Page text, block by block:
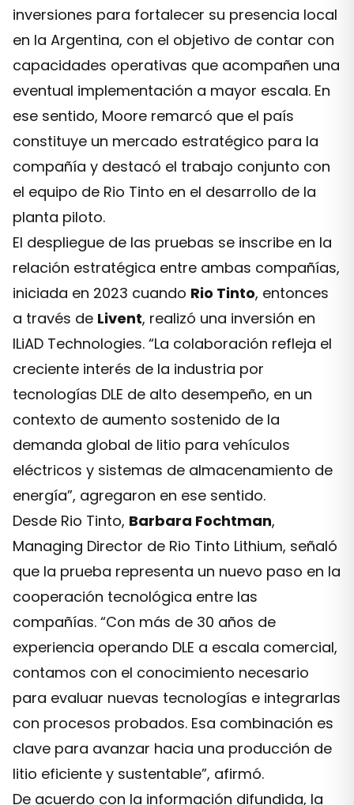
inversiones para fortalecer su presencia local
en la Argentina, con el objetivo de contar con
capacidades operativas que acompañen una
eventual implementación a mayor escala. En
ese sentido, Moore remarcó que el país
constituye un mercado estratégico para la
compañía y destacó el trabajo conjunto con
el equipo de Rio Tinto en el desarrollo de la
planta piloto.
El despliegue de las pruebas se inscribe en la
relación estratégica entre ambas compañías,
iniciada en 2023 cuando Rio Tinto, entonces
a través de Livent, realizó una inversión en
ILiAD Technologies. “La colaboración refleja el
creciente interés de la industria por
tecnologías DLE de alto desempeño, en un
contexto de aumento sostenido de la
demanda global de litio para vehículos
eléctricos y sistemas de almacenamiento de
energía”, agregaron en ese sentido.
Desde Rio Tinto, Barbara Fochtman,
Managing Director de Rio Tinto Lithium, señaló
que la prueba representa un nuevo paso en la
cooperación tecnológica entre las
compañías. “Con más de 30 años de
experiencia operando DLE a escala comercial,
contamos con el conocimiento necesario
para evaluar nuevas tecnologías e integrarlas
con procesos probados. Esa combinación es
clave para avanzar hacia una producción de
litio eficiente y sustentable”, afirmó.
De acuerdo con la información difundida, la